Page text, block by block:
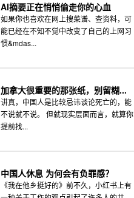
AI摘要正在悄悄偷走你的心血
如果你也喜欢在网上搜菜谱、查资料，可
能已经在不知不觉中改变了自己的上网习
惯&mdas...
加拿大很重要的那张纸，别留糊...
讲真，中国人是比较忌讳谈论死亡的，能
不说就不说。 但就现实层面而言，就算你
提前找...
中国人休息 为何会有负罪感？
《我在他乡挺好的》前不久，小红书上有